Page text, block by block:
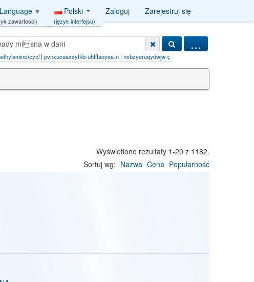
▼
zawartości)
Polski
(język interfejsu)
Zaloguj Zarejestruj się
...
uhfffaoysa-n|nxbzyeruqydwjw-gbnzrnlasa-n|80456-81-1Item_page=5Item_page=1
Wyświetlono rezultaty 1-20 z 1182.
Sortuj wg: Nazwa Cena Popularność